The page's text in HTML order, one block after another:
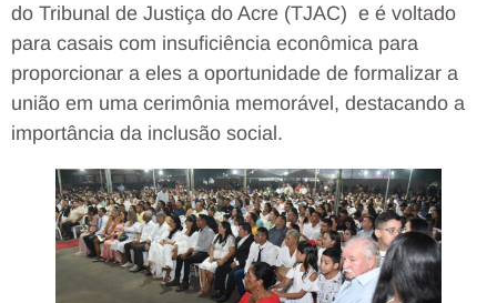
do Tribunal de Justiça do Acre (TJAC) e é voltado
para casais com insuficiência econômica para
proporcionar a eles a oportunidade de formalizar a
união em uma cerimônia memorável, destacando a
importância da inclusão social.